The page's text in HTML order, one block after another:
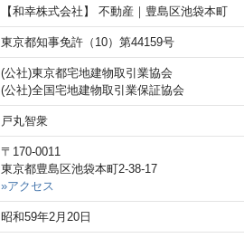
【和幸株式会社】 不動産｜豊島区池袋本町
東京都知事免許（10）第44159号
(公社)東京都宅地建物取引業協会
(公社)全国宅地建物取引業保証協会
戸丸智衆
〒170-0011
東京都豊島区池袋本町2-38-17
»アクセス
昭和59年2月20日